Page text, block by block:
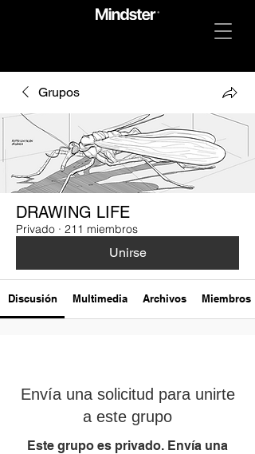
Grupos
DRAWING LIFE
Privado · 211 miembros
Unirse
Discusión Multimedia Archivos Miembros
Envía una solicitud para unirte
a este grupo
Este grupo es privado. Envía una